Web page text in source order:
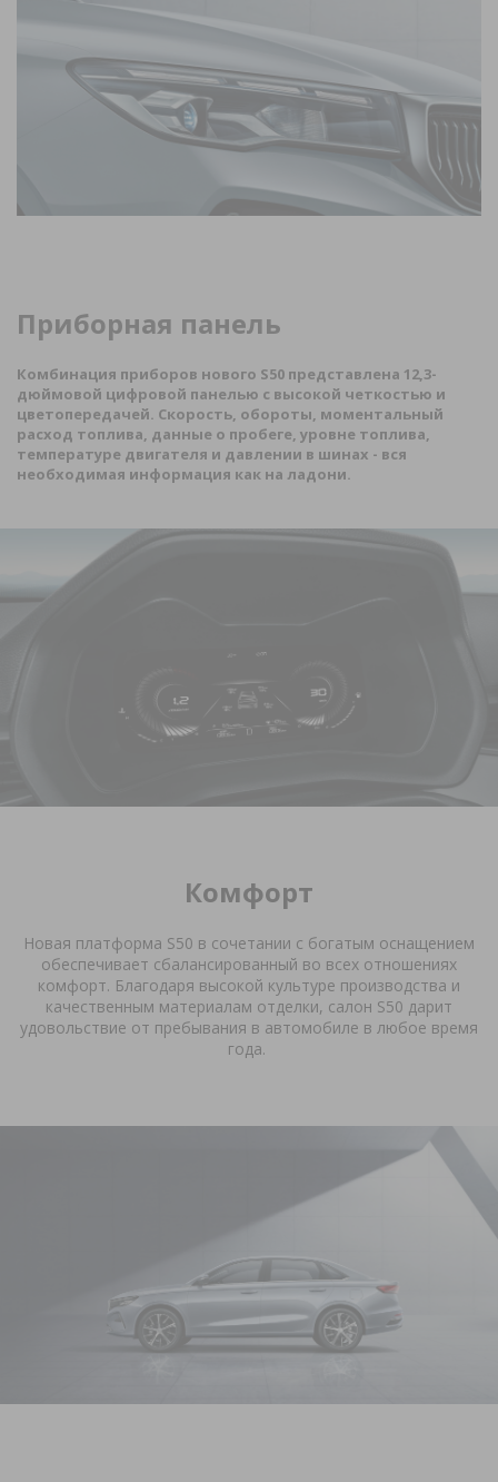
Приборная панель
Комбинация приборов нового S50 представлена 12,3-
дюймовой цифровой панелью с высокой четкостью и
цветопередачей. Скорость, обороты, моментальный
расход топлива, данные о пробеге, уровне топлива,
температуре двигателя и давлении в шинах - вся
необходимая информация как на ладони.
Комфорт
Новая платформа S50 в сочетании с богатым оснащением
обеспечивает сбалансированный во всех отношениях
комфорт. Благодаря высокой культуре производства и
качественным материалам отделки, салон S50 дарит
удовольствие от пребывания в автомобиле в любое время
года.